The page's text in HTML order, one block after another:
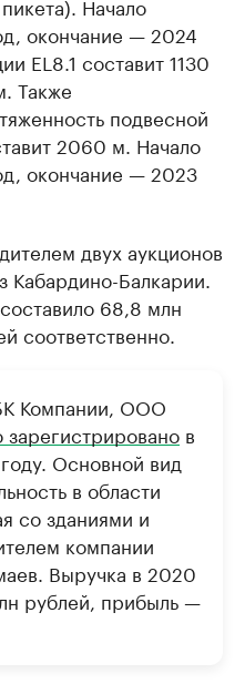
окончание — 2024
EL8.1 составит 1130
Также
подвесной
2060 м. Начало
окончание — 2023
двух аукционов
Балкарии.
68,8 млн
соответственно.
Компании, ООО
зарегистрировано в
Основной вид
в области
со зданиями и
компании
Выручка в 2020
рублей, прибыль —